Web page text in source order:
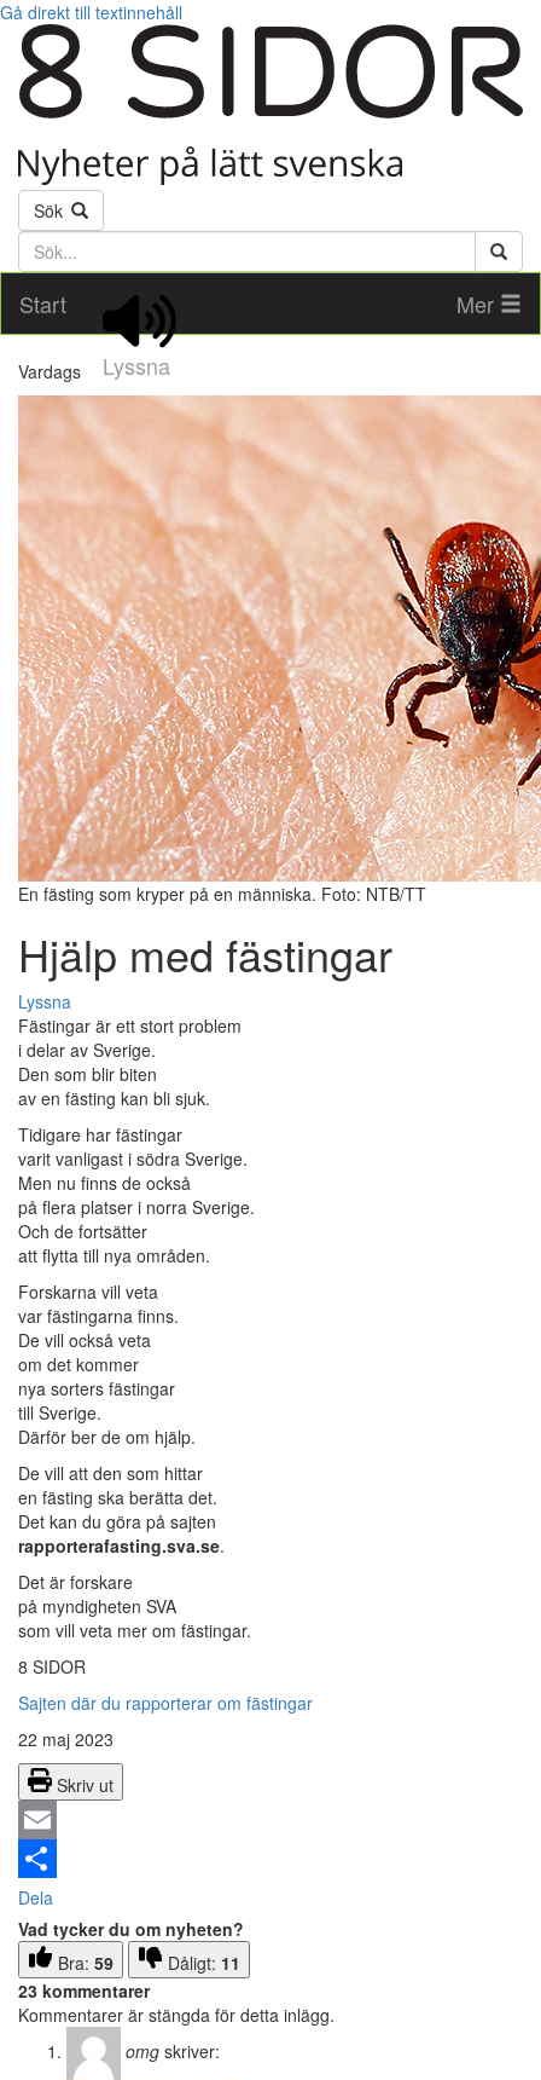
Gå direkt till textinnehåll
Sök
Söktext
Start
Lyssna
Mer
Vardags
En fästing som kryper på en människa. Foto: NTB/TT
Hjälp med fästingar
Lyssna
Fästingar är ett stort problem
i delar av Sverige.
Den som blir biten
av en fästing kan bli sjuk.
Tidigare har fästingar
varit vanligast i södra Sverige.
Men nu finns de också
på flera platser i norra Sverige.
Och de fortsätter
att flytta till nya områden.
Forskarna vill veta
var fästingarna finns.
De vill också veta
om det kommer
nya sorters fästingar
till Sverige.
Därför ber de om hjälp.
De vill att den som hittar
en fästing ska berätta det.
Det kan du göra på sajten
rapporterafasting.sva.se.
Det är forskare
på myndigheten SVA
som vill veta mer om fästingar.
8 SIDOR
Sajten där du rapporterar om fästingar
22 maj 2023
Skriv ut
Email
Dela
Vad tycker du om nyheten?
Bra: 59 Dåligt: 11
23 kommentarer
Kommentarer är stängda för detta inlägg.
omg skriver: